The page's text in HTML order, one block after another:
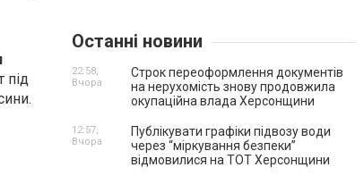
під
Останні новини
Строк переоформлення документів
на нерухомість знову продовжила
окупаційна влада Херсонщини
22:58,
Вчора
Публікувати графіки підвозу води
через “міркування безпеки”
відмовилися на ТОТ Херсонщини
12:57,
Вчора